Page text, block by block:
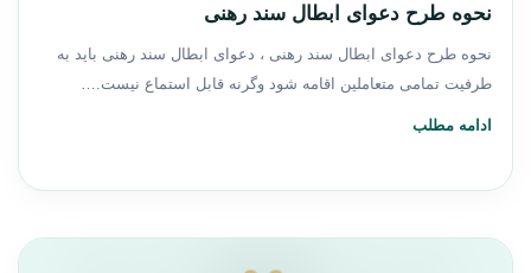
نحوه طرح دعوای ابطال سند رهنی
نحوه طرح دعوای ابطال سند رهنی ، دعوای ابطال سند رهنی باید به
طرفیت تمامی متعاملین اقامه شود وگرنه قابل استماع نیست.…
ادامه مطلب